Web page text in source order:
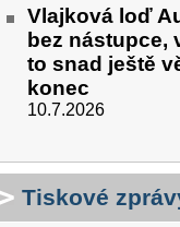
Vlajková loď
bez nástupce,
to snad ještě
konec
10.7.2026
Tiskové